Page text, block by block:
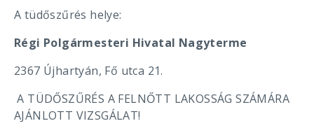
A tüdőszűrés helye:
Régi Polgármesteri Hivatal Nagyterme
2367 Újhartyán, Fő utca 21.
A TÜDŐSZŰRÉS A FELNŐTT LAKOSSÁG SZÁMÁRA
AJÁNLOTT VIZSGÁLAT!